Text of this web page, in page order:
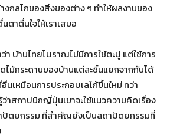
กลไกของสิ่งของต่าง ๆ ทำให้ผลงานของ
าตื่นใจให้เราเสมอ
า บ้านไทยโบราณไม่มีการใช้ตะปู แต่ใช้การ
ไม้กระดานของบ้านแต่ละชิ้นแยกจากกันได้
นเหมือนการประกอบเลโก้ขึ้นใหม่ ทว่า
ว่าสถาปนิกญี่ปุ่นเขาจะใช้แนวความคิดเรื่อง
ปัตยกรรม ที่สำคัญยังเป็นสถาปัตยกรรมที่